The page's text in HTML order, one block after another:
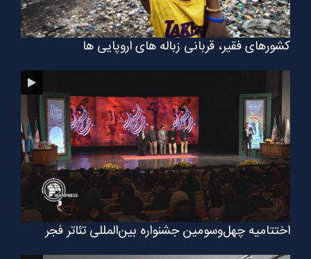
کشورهای فقیر، قربانی زباله های اروپایی ها
اختتامیه چهل‌وسومین جشنواره بین‌المللی تئاتر فجر